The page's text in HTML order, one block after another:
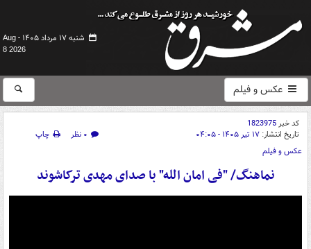
شنبه ۱۷ مرداد ۱۴۰۵ -
Aug
8 2026
عکس و فیلم
کد خبر1823975
تاریخ انتشار: ۱۷ تیر ۱۴۰۵ - ۰۴:۰۵ ۰ نظر
چاپ
عکس و فیلم
نماهنگ/ "فی امان الله" با صدای مهدی ترکاشوند